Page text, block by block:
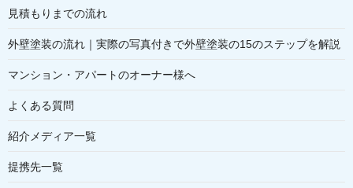
見積もりまでの流れ
外壁塗装の流れ｜実際の写真付きで外壁塗装の15のステップを解説
マンション・アパートのオーナー様へ
よくある質問
紹介メディア一覧
提携先一覧